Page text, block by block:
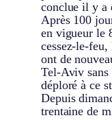
conclue il y a
Après 100
en vigueur le
cessez-le-
ont de
Tel-Aviv sans
déploré à ce
Depuis
trentaine de